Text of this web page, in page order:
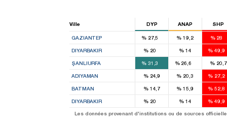
Ville DYP ANAP SHP
GAZIANTEP %27,5
4
% 19,2 %28
5
DIYARBAKIR % 20
1
%14 % 49,9
ŞANLIURFA %31,3 %26,6 % 20,7
ADIYAMAN %24,9 % 20,3 % 27,2
BATMAN %14,7 % 15,9 % 52,8
DIYARBAKIR % 20
1
%14 % 49,9
Les données provenant d'institutions ou de sources